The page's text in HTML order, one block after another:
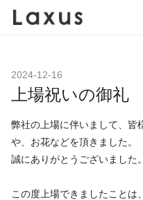
2024-12-16
上場祝いの御礼
弊社の上場に伴いまして、皆
や、お花などを頂きました。
誠にありがとうございました。
この度上場できましたことは